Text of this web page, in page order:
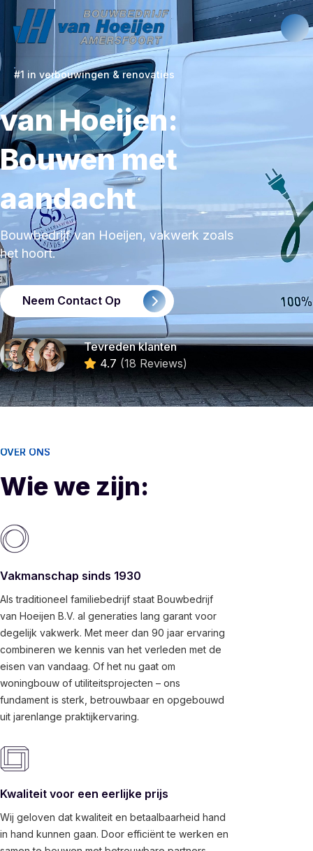
#1 in verbouwingen & renovaties
van Hoeijen:
Bouwen met
aandacht
Bouwbedrijf van Hoeijen, vakwerk zoals
het hoort.
Neem Contact Op
Tevreden klanten
4.7 (18 Reviews)
OVER ONS
Wie we zijn:
Vakmanschap sinds 1930
Als traditioneel familiebedrijf staat Bouwbedrijf
van Hoeijen B.V. al generaties lang garant voor
degelijk vakwerk. Met meer dan 90 jaar ervaring
combineren we kennis van het verleden met de
eisen van vandaag. Of het nu gaat om
woningbouw of utiliteitsprojecten – ons
fundament is sterk, betrouwbaar en opgebouwd
uit jarenlange praktijkervaring.
Kwaliteit voor een eerlijke prijs
Wij geloven dat kwaliteit en betaalbaarheid hand
in hand kunnen gaan. Door efficiënt te werken en